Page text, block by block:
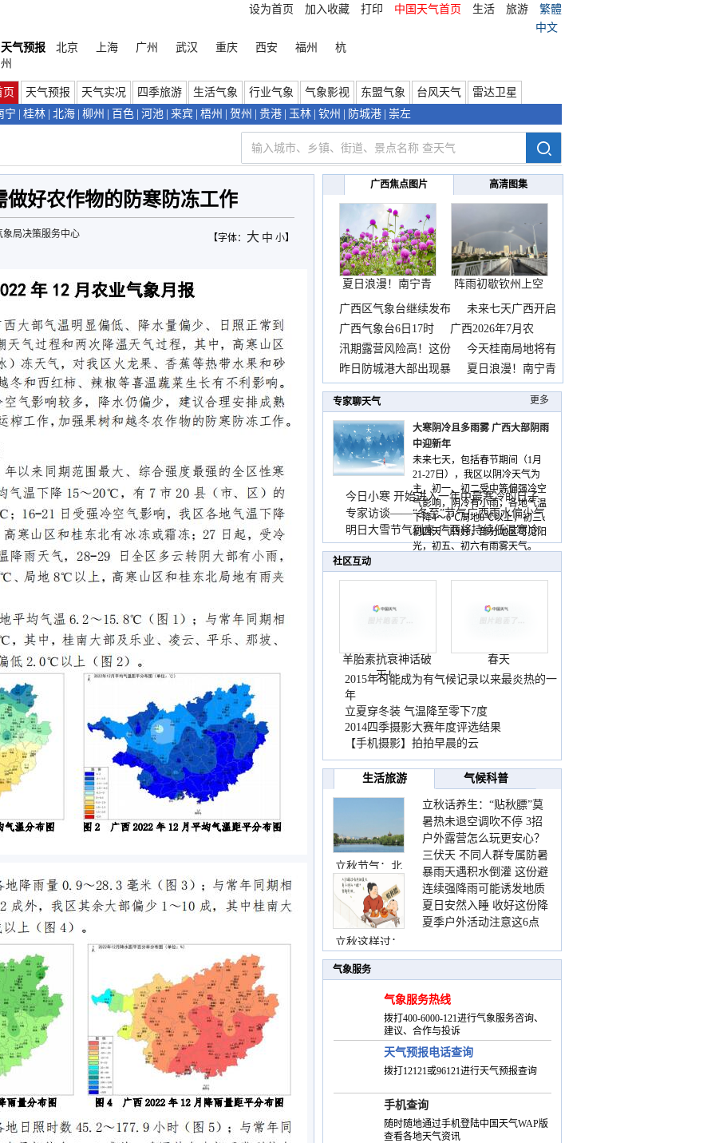
设为首页 加入收藏 打印 中国天气首页 生活 旅游
繁體
中文
天气预报
北京 上海 广州 武汉 重庆 西安 福州
杭
州
页 天气预报 天气实况 四季旅游 生活气象 行业气象 气象影视 东盟气象 台风天气
雷达卫星
宁
桂林 北海 柳州 百色 河池 来宾 梧州 贺州 贵港 玉林 钦州 防城港 崇左
做好农作物的防寒防冻工作
【字体： 大 中 小】
局决策服务中心
广西焦点图片 高清图集
夏日浪漫！南宁青
秀山
阵雨初歇钦州上空
邂逅
广西区气象台继续发布
未来七天广西开启
晴热
广西气象台6日17时
广西2026年7月农
汛期露营风险高！这份
今天桂南局地将有
暴雨
昨日防城港大部出现暴
夏日浪漫！南宁青
秀山
专家聊天气 更多
大寒阴冷且多雨雾 广西大部阴雨
中迎新年
未来七天，包括春节期间（1月
21-27日），我区以阴冷天气为
主，初一、初二受中等偏强冷空
气影响，阴冷有小雨，各地气温
下降4～6℃局地8℃以上，初三、
初四天气转好，部分地区可见阳
光，初五、初六有雨雾天气。
今日小寒 开始进入一年中最寒冷的日子
专家访谈——“冬至”节气广西雨水偏少气
温低
明日大雪节气到来 广西将持续低温寒冷
天气
社区互动
羊胎素抗衰神话破
灭！
春天
2015年可能成为有气候记录以来最炎热的一
年
立夏穿冬装 气温降至零下7度
2014四季摄影大赛年度评选结果
【手机摄影】拍拍早晨的云
生活旅游 气候科普
立秋节气：北
立秋这样过：
立秋话养生：“贴秋膘”莫
着急 先清暑再防燥
暑热未退空调吹不停 3招
护住肩颈不酸痛
户外露营怎么玩更安心？
这份攻略请收好
三伏天 不同人群专属防暑
要点请收好
暴雨天遇积水倒灌 这份避
险提示请收好
连续强降雨可能诱发地质
灾害 这些前兆要知道
夏日安然入睡 收好这份降
温小贴士
夏季户外活动注意这6点
气象服务
气象服务热线
拨打400-6000-121进行气象服务咨询、
建议、合作与投诉
天气预报电话查询
拨打12121或96121进行天气预报查询
手机查询
随时随地通过手机登陆中国天气WAP版
查看各地天气资讯